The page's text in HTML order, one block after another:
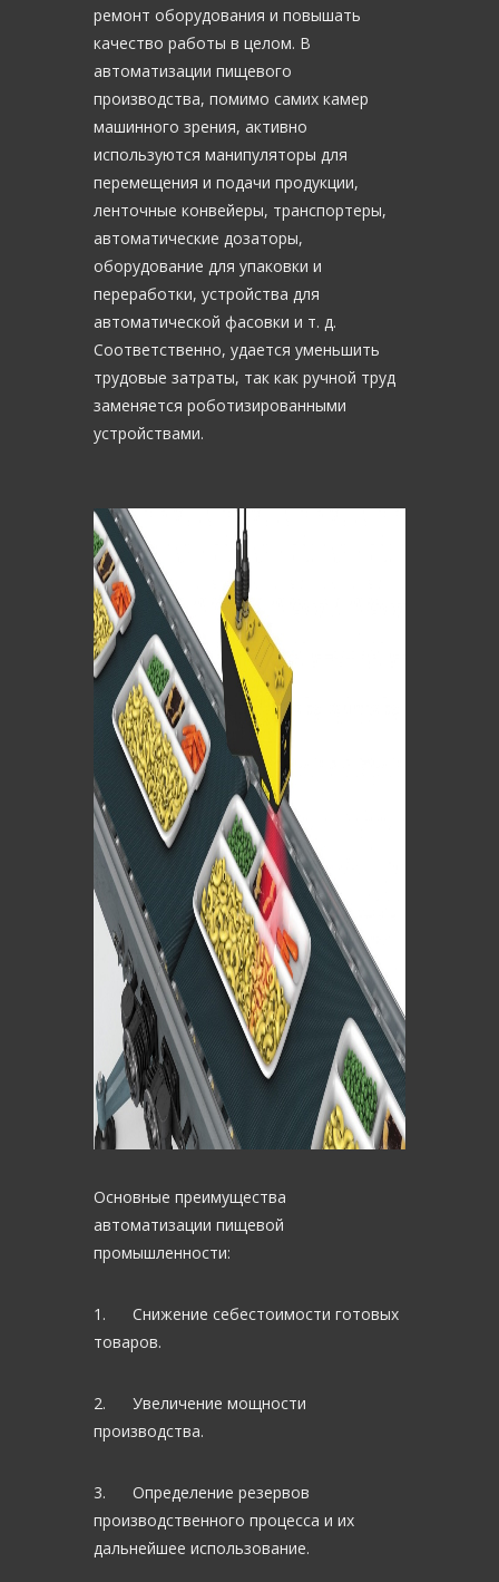
ремонт оборудования и повышать
качество работы в целом. В
автоматизации пищевого
производства, помимо самих камер
машинного зрения, активно
используются манипуляторы для
перемещения и подачи продукции,
ленточные конвейеры, транспортеры,
автоматические дозаторы,
оборудование для упаковки и
переработки, устройства для
автоматической фасовки и т. д.
Соответственно, удается уменьшить
трудовые затраты, так как ручной труд
заменяется роботизированными
устройствами.
Основные преимущества
автоматизации пищевой
промышленности:
1. Снижение себестоимости готовых
товаров.
2. Увеличение мощности
производства.
3. Определение резервов
производственного процесса и их
дальнейшее использование.